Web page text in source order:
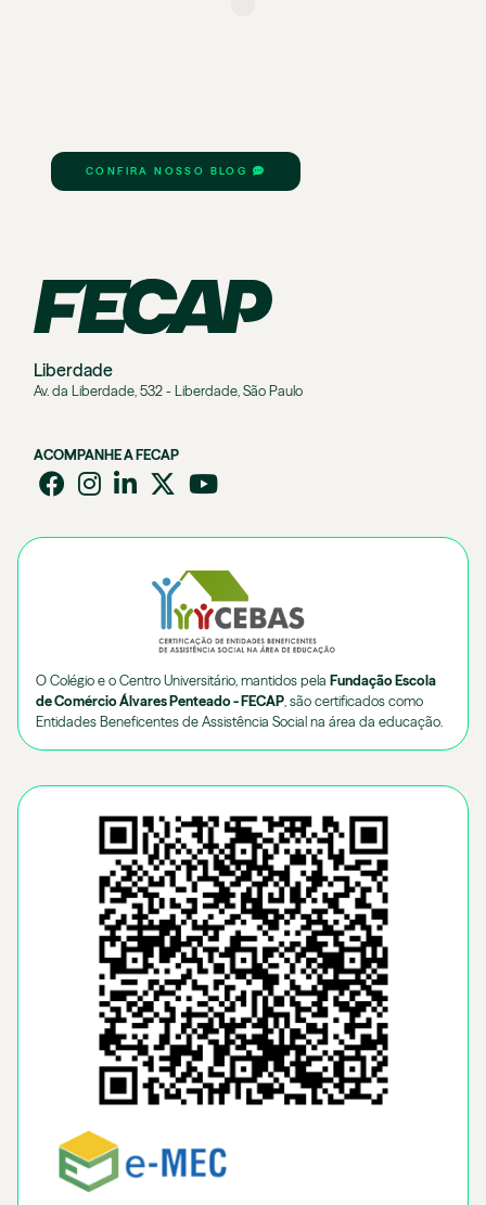
CONFIRA NOSSO BLOG
Liberdade
Av. da Liberdade, 532 - Liberdade, São Paulo
ACOMPANHE A FECAP
O Colégio e o Centro Universitário, mantidos pela Fundação Escola
de Comércio Álvares Penteado - FECAP , são certificados como
Entidades Beneficentes de Assistência Social na área da educação.